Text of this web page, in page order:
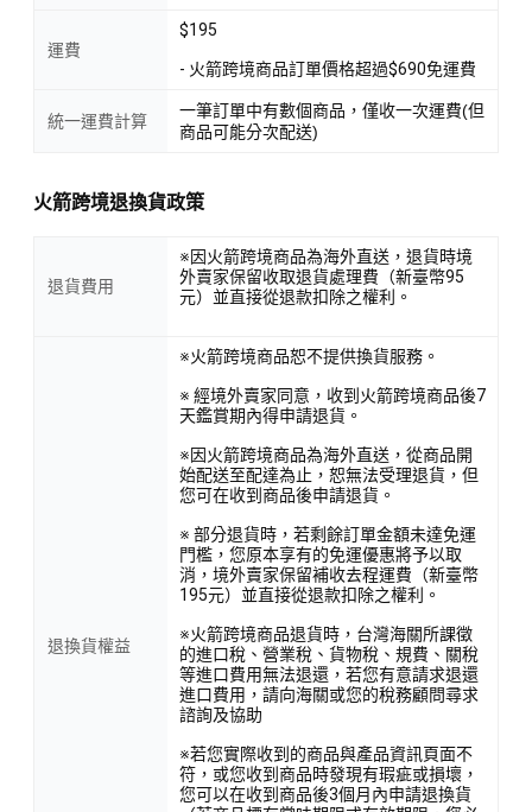
運費
$195
- 火箭跨境商品訂單價格超過$690免運費
統一運費計算
一筆訂單中有數個商品，僅收一次運費(但
商品可能分次配送)
火箭跨境退換貨政策
退貨費用
※因火箭跨境商品為海外直送，退貨時境
外賣家保留收取退貨處理費（新臺幣95
元）並直接從退款扣除之權利。
退換貨權益
※火箭跨境商品恕不提供換貨服務。
※ 經境外賣家同意，收到火箭跨境商品後7
天鑑賞期內得申請退貨。
※因火箭跨境商品為海外直送，從商品開
始配送至配達為止，恕無法受理退貨，但
您可在收到商品後申請退貨。
※ 部分退貨時，若剩餘訂單金額未達免運
門檻，您原本享有的免運優惠將予以取
消，境外賣家保留補收去程運費（新臺幣
195元）並直接從退款扣除之權利。
※火箭跨境商品退貨時，台灣海關所課徵
的進口稅、營業稅、貨物稅、規費、關稅
等進口費用無法退還，若您有意請求退還
進口費用，請向海關或您的稅務顧問尋求
諮詢及協助
※若您實際收到的商品與產品資訊頁面不
符，或您收到商品時發現有瑕疵或損壞，
您可以在收到商品後3個月內申請退換貨